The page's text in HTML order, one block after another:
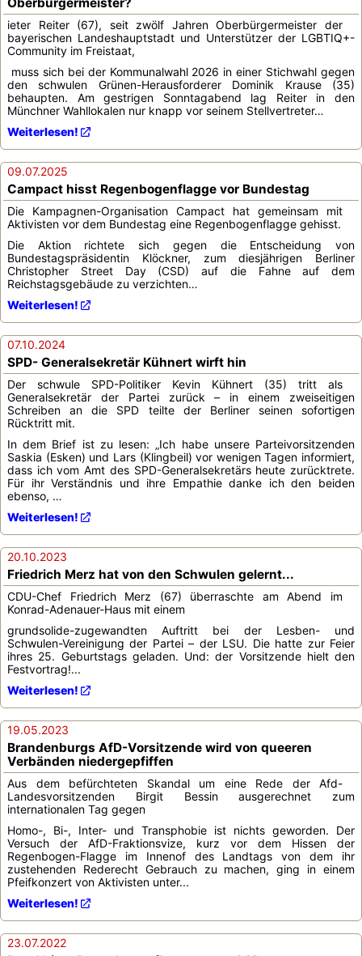
ieter Reiter (67), seit zwölf Jahren Oberbürgermeister der
bayerischen Landeshauptstadt und Unterstützer der LGBTIQ+-
Community im Freistaat,
muss sich bei der Kommunalwahl 2026 in einer Stichwahl gegen
den schwulen Grünen-Herausforderer Dominik Krause (35)
behaupten. Am gestrigen Sonntagabend lag Reiter in den
Münchner Wahllokalen nur knapp vor seinem Stellvertreter…
Weiterlesen!
09.07.2025
Campact hisst Regenbogenflagge vor Bundestag
Die Kampagnen-Organisation Campact hat gemeinsam mit
Aktivisten vor dem Bundestag eine Regenbogenflagge gehisst.
Die Aktion richtete sich gegen die Entscheidung von
Bundestagspräsidentin Klöckner, zum diesjährigen Berliner
Christopher Street Day (CSD) auf die Fahne auf dem
Reichstagsgebäude zu verzichten…
Weiterlesen!
07.10.2024
SPD- Generalsekretär Kühnert wirft hin
Der schwule SPD-Politiker Kevin Kühnert (35) tritt als
Generalsekretär der Partei zurück – in einem zweiseitigen
Schreiben an die SPD teilte der Berliner seinen sofortigen
Rücktritt mit.
In dem Brief ist zu lesen: „Ich habe unsere Parteivorsitzenden
Saskia (Esken) und Lars (Klingbeil) vor wenigen Tagen informiert,
dass ich vom Amt des SPD-Generalsekretärs heute zurücktrete.
Für ihr Verständnis und ihre Empathie danke ich den beiden
ebenso, …
Weiterlesen!
20.10.2023
Friedrich Merz hat von den Schwulen gelernt...
CDU-Chef Friedrich Merz (67) überraschte am Abend im
Konrad-Adenauer-Haus mit einem
grundsolide-zugewandten Auftritt bei der Lesben- und
Schwulen-Vereinigung der Partei – der LSU. Die hatte zur Feier
ihres 25. Geburtstags geladen. Und: der Vorsitzende hielt den
Festvortrag!...
Weiterlesen!
19.05.2023
Brandenburgs AfD-Vorsitzende wird von queeren
Verbänden niedergepfiffen
Aus dem befürchteten Skandal um eine Rede der Afd-
Landesvorsitzenden Birgit Bessin ausgerechnet zum
internationalen Tag gegen
Homo-, Bi-, Inter- und Transphobie ist nichts geworden. Der
Versuch der AfD-Fraktionsvize, kurz vor dem Hissen der
Regenbogen-Flagge im Innenof des Landtags von dem ihr
zustehenden Rederecht Gebrauch zu machen, ging in einem
Pfeifkonzert von Aktivisten unter...
Weiterlesen!
23.07.2022